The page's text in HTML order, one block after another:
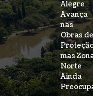
Alegre
Avança
nas
Obras de
mas
Norte
Ainda